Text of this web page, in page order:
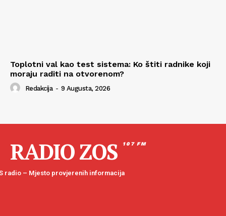
Toplotni val kao test sistema: Ko štiti radnike koji
moraju raditi na otvorenom?
Redakcija - 9 Augusta, 2026
RADIO ZOS 107 FM
radio – Mjesto provjerenih informacija